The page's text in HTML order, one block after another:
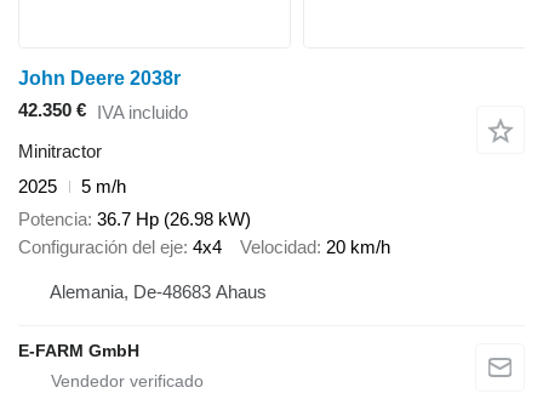
John Deere 2038r
42.350 € IVA incluido
Minitractor
2025
5 m/h
Potencia 36.7 Hp (26.98 kW)
Configuración del eje 4x4 Velocidad 20 km/h
Alemania, De-48683 Ahaus
E-FARM GmbH